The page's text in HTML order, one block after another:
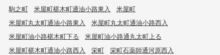
駒之町
米屋町椹木町通油小路東入
米屋町
米屋町丸太町通油小路東入
米屋町丸太町通油小路西入
米屋町油小路椹木町下る
米屋町油小路通丸太町上る
米屋町椹木町通油小路西入
栄町
栄町石薬師通河原西入